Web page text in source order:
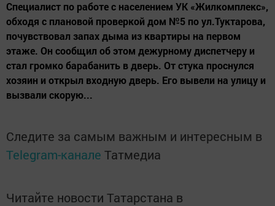
Специалист по работе с населением УК «Жилкомплекс»,
обходя с плановой проверкой дом №5 по ул.Туктарова,
почувствовал запах дыма из квартиры на первом
этаже. Он сообщил об этом дежурному диспетчеру и
стал громко барабанить в дверь. От стука проснулся
хозяин и открыл входную дверь. Его вывели на улицу и
вызвали скорую...
Следите за самым важным и интересным в
Telegram-канале Татмедиа
Читайте новости Татарстана в